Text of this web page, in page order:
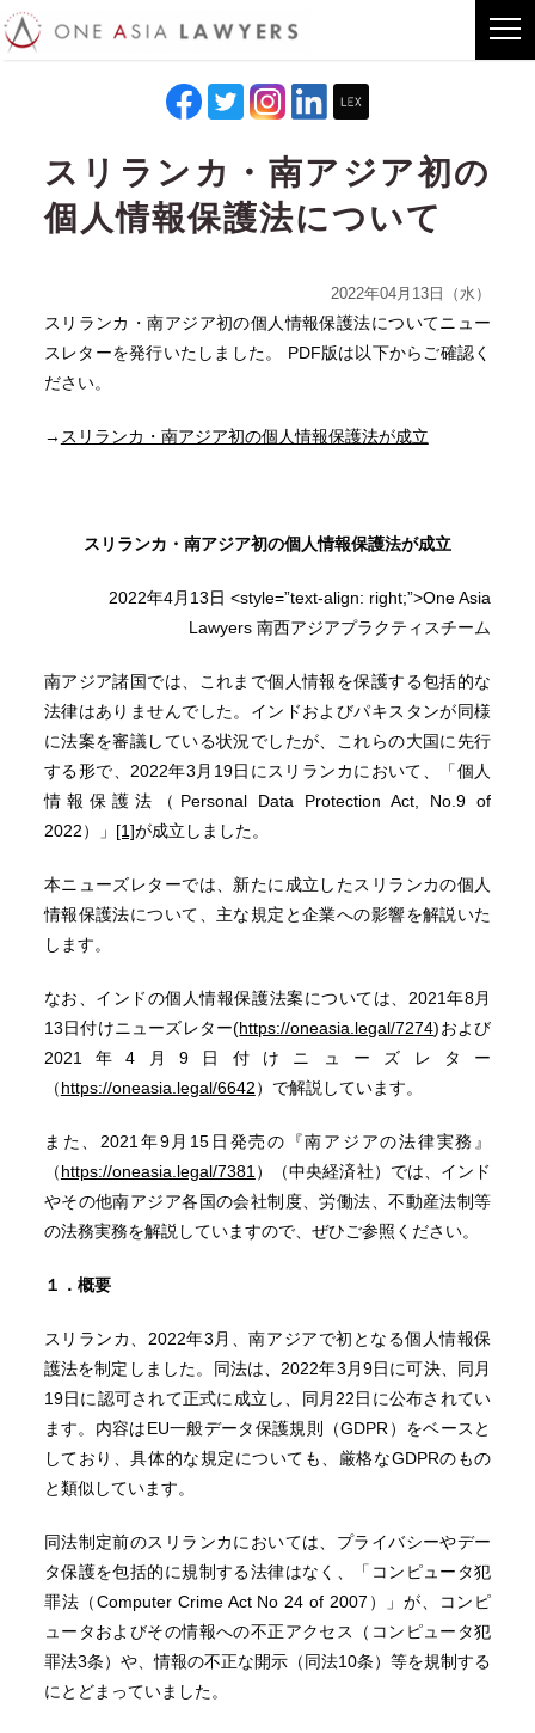
スリランカ・南アジア初の
個人情報保護法について
2022年04月13日（水）
スリランカ・南アジア初の個人情報保護法についてニュー
スレターを発行いたしました。 PDF版は以下からご確認く
ださい。
→ スリランカ・南アジア初の個人情報保護法が成立
スリランカ・南アジア初の個人情報保護法が成立
2022年4月13日 <style=”text-align: right;”>One Asia
Lawyers 南西アジアプラクティスチーム
南アジア諸国では、これまで個人情報を保護する包括的な
法律はありませんでした。インドおよびパキスタンが同様
に法案を審議している状況でしたが、これらの大国に先行
する形で、2022年3月19日にスリランカにおいて、「個人
情報保護法（Personal Data Protection Act, No.9 of
2022）」 [1]が成立しました。
本ニューズレターでは、新たに成立したスリランカの個人
情報保護法について、主な規定と企業への影響を解説いた
します。
なお、インドの個人情報保護法案については、2021年8月
13日付けニューズレター(https://oneasia.legal/7274)および
2021年4月9日付けニューズレター
（https://oneasia.legal/6642）で解説しています。
また、2021年9月15日発売の『南アジアの法律実務』
（https://oneasia.legal/7381 ）（中央経済社）では、インド
やその他南アジア各国の会社制度、労働法、不動産法制等
の法務実務を解説していますので、ぜひご参照ください。
１．概要
スリランカ、2022年3月、南アジアで初となる個人情報保
護法を制定しました。同法は、2022年3月9日に可決、同月
19日に認可されて正式に成立し、同月22日に公布されてい
ます。内容はEU一般データ保護規則（GDPR）をベースと
しており、具体的な規定についても、厳格なGDPRのもの
と類似しています。
同法制定前のスリランカにおいては、プライバシーやデー
タ保護を包括的に規制する法律はなく、「コンピュータ犯
罪法（Computer Crime Act No 24 of 2007）」が、コンピ
ュータおよびその情報への不正アクセス（コンピュータ犯
罪法3条）や、情報の不正な開示（同法10条）等を規制する
にとどまっていました。